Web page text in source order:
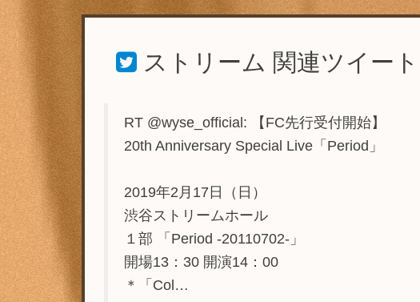
ストリーム 関連ツイート
RT @wyse_official: 【FC先行受付開始】
20th Anniversary Special Live「Period」
2019年2月17日（日）
渋谷ストリームホール
１部 「Period -20110702-」
開場13：30 開演14：00
＊「Col…